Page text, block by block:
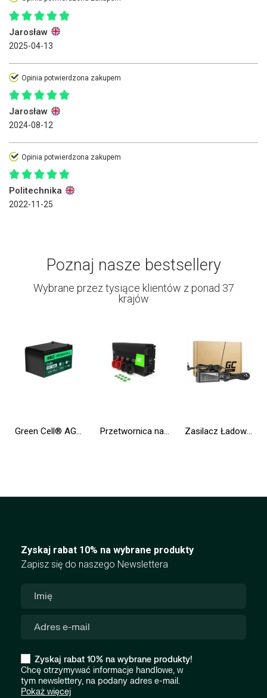
Jarosław
2025-04-13
Opinia potwierdzona zakupem
Jarosław
2024-08-12
Opinia potwierdzona zakupem
Politechnika
2022-11-25
Poznaj nasze bestsellery
Wybrane przez tysiące klientów z ponad 37
krajów
Green Cell® AGM VRLA 12V 12Ah bezobsługowy akumulator do systemu alarmowego kasy fiskalnej zabawki Przetwornica napięcia Inwerter Green Cell® 12V na 230V 3000W/6000W Modyfikowana sinusoida Zasilacz Ładowarka Green Cell PRO 19.5V 3.33A 65W do HP 250 G2 G3 G4 G5 15-R 15-R100NW 15-R101NW 15-R104NW 15-R233NW 15-R253NW
Zyskaj rabat 10% na wybrane produkty
Zapisz się do naszego Newslettera
Zyskaj rabat 10% na wybrane produkty!
Chcę otrzymywać informacje handlowe, w
tym newslettery, na podany adres e-mail.
Pokaż więcej